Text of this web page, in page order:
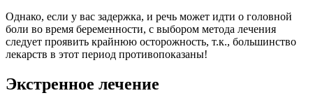
Однако, если у вас задержка, и речь может идти о головной
боли во время беременности, с выбором метода лечения
следует проявить крайнюю осторожность, т.к., большинство
лекарств в этот период противопоказаны!
Экстренное лечение